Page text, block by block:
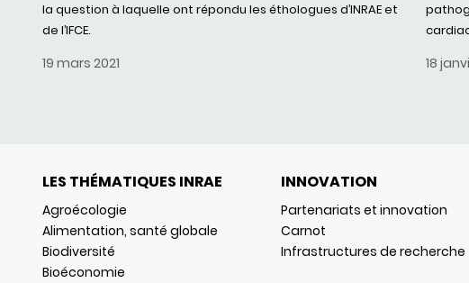
la question à laquelle ont répondu les éthologues d’INRAE et
de l’IFCE.
19 mars 2021 18
LES THÉMATIQUES INRAE
Agroécologie
Alimentation, santé globale
Biodiversité
Bioéconomie
INNOVATION
Partenariats et innovation
Carnot
Infrastructures de recherche